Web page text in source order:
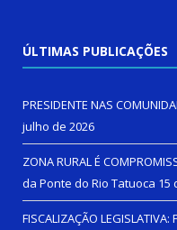
ÚLTIMAS PUBLICAÇÕES
PRESIDENTE NAS
julho de 2026
ZONA RURAL É
da Ponte do Rio Tatuoca 15
FISCALIZAÇÃO